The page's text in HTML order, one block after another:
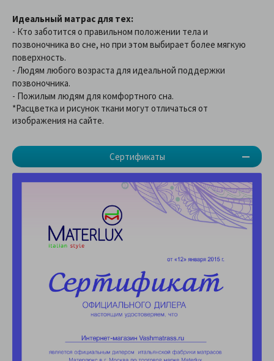
Сертификаты
Идеальный матрас для тех:
- Кто заботится о правильном положении тела и
позвоночника во сне, но при этом выбирает более мягкую
поверхность.
- Людям любого возраста для идеальной поддержки
позвоночника.
- Пожилым людям для комфортного сна.
*Расцветка и рисунок ткани могут отличаться от
изображения на сайте.